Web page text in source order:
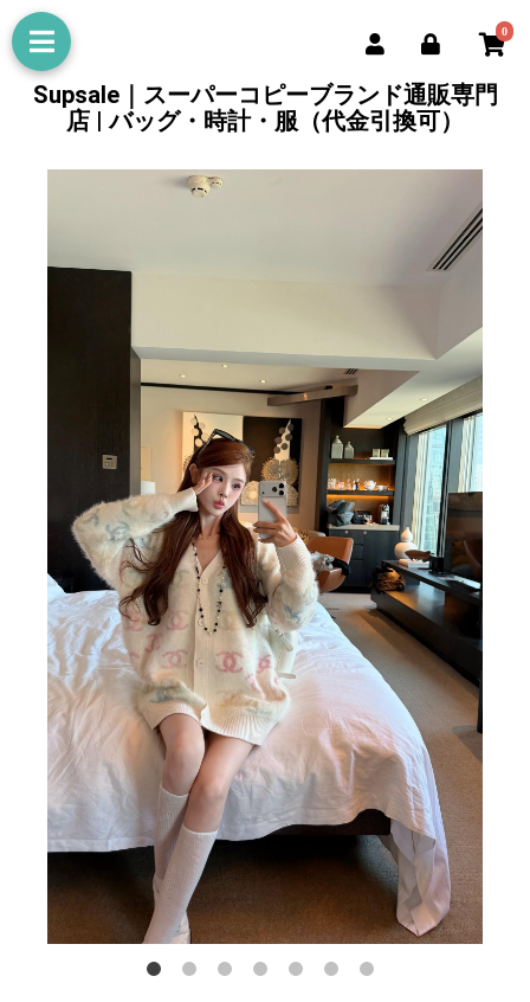
0
Supsale｜スーパーコピーブランド通販専門
店 | バッグ・時計・服（代金引換可）